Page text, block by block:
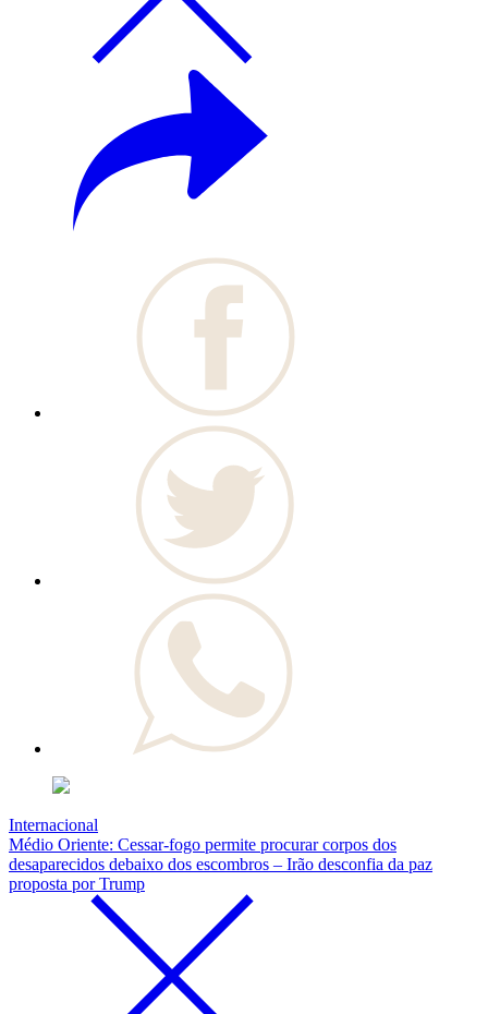
Internacional
Médio Oriente: Cessar-fogo permite procurar corpos dos
desaparecidos debaixo dos escombros – Irão desconfia da paz
proposta por Trump